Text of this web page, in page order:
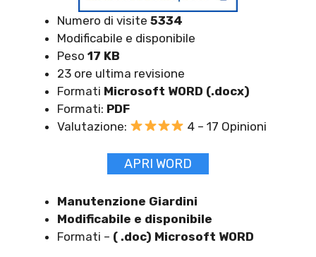
Numero di visite 5334
Modificabile e disponibile
Peso 17 KB
23 ore ultima revisione
Formati Microsoft WORD (.docx)
Formati: PDF
Valutazione:
4 – 17 Opinioni
APRI WORD
Manutenzione Giardini
Modificabile e disponibile
Formati – ( .doc) Microsoft WORD